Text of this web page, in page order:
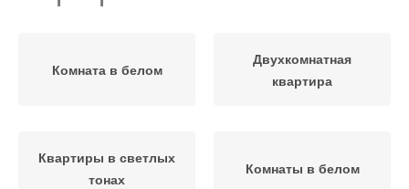
Комната в белом
Двухкомнатная
квартира
Квартиры в светлых
тонах
Комнаты в белом